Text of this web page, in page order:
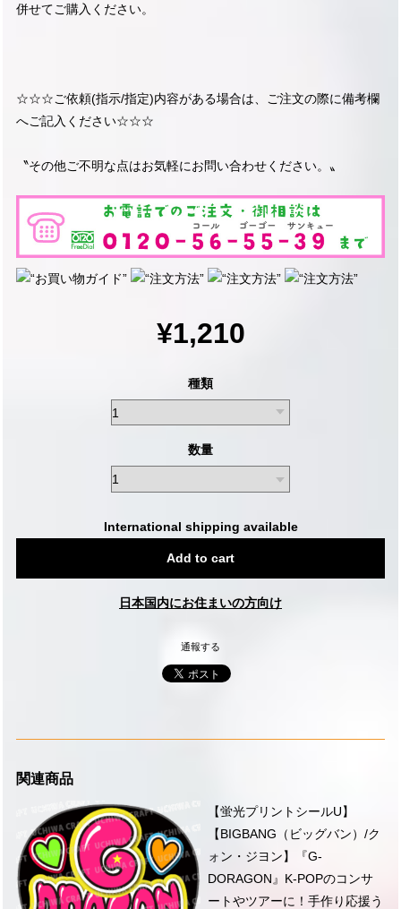
併せてご購入ください。
☆☆☆ご依頼(指示/指定)内容がある場合は、ご注文の際に備考欄
へご記入ください☆☆☆
〝その他ご不明な点はお気軽にお問い合わせください。〟
¥1,210
種類
数量
International shipping available
Add to cart
日本国内にお住まいの方向け
通報する
関連商品
【蛍光プリントシールU】
【BIGBANG（ビッグバン）/ク
ォン・ジヨン】『G-
DORAGON』K-POPのコンサ
ートやツアーに！手作り応援う